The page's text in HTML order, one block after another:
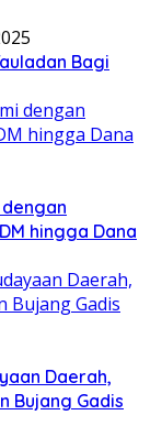
Bagi
hingga Dana
Daerah,
Bujang Gadis